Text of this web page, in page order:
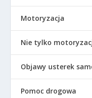
Motoryzacja
Nie tylko
Objawy usterek
Pomoc drogowa